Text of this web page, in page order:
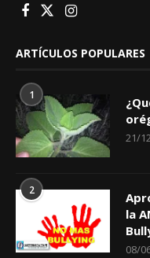
ARTÍCULOS POPULARES
1
21/
2
la
08/